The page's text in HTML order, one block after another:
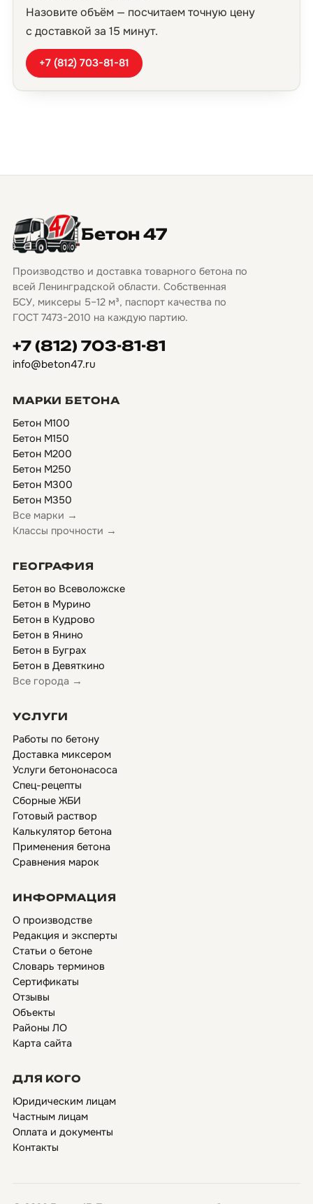
Назовите объём — посчитаем точную цену
с доставкой за 15 минут.
+7 (812) 703-81-81
Бетон 47
Производство и доставка товарного бетона по
всей Ленинградской области. Собственная
БСУ, миксеры 5–12 м³, паспорт качества по
ГОСТ 7473-2010 на каждую партию.
+7 (812) 703-81-81
info@beton47.ru
МАРКИ БЕТОНА
Бетон М100
Бетон М150
Бетон М200
Бетон М250
Бетон М300
Бетон М350
Все марки →
Классы прочности →
ГЕОГРАФИЯ
Бетон во Всеволожске
Бетон в Мурино
Бетон в Кудрово
Бетон в Янино
Бетон в Буграх
Бетон в Девяткино
Все города →
УСЛУГИ
Работы по бетону
Доставка миксером
Услуги бетононасоса
Спец-рецепты
Сборные ЖБИ
Готовый раствор
Калькулятор бетона
Применения бетона
Сравнения марок
ИНФОРМАЦИЯ
О производстве
Редакция и эксперты
Статьи о бетоне
Словарь терминов
Сертификаты
Отзывы
Объекты
Районы ЛО
Карта сайта
ДЛЯ КОГО
Юридическим лицам
Частным лицам
Оплата и документы
Контакты